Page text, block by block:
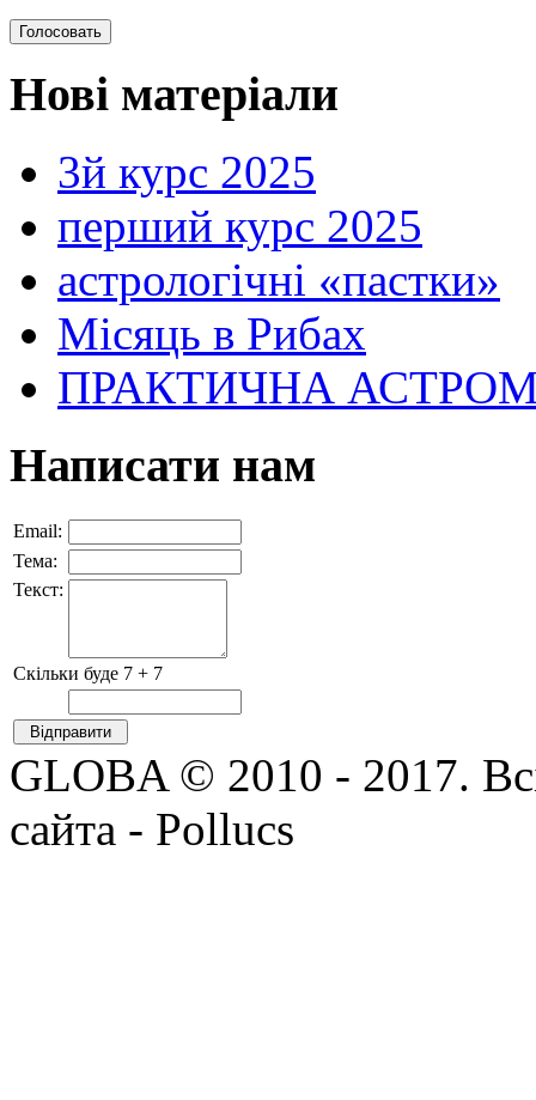
Нові матеріали
3й курс 2025
перший курс 2025
астрологічні «пастки»
Місяць в Рибах
ПРАКТИЧНА
Написати нам
Email:
Тема:
Текст:
Скільки буде 7 + 7
GLOBA © 2010 - 2017.
сайта - Pollucs